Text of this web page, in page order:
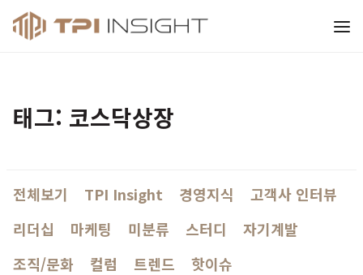
티피아이 인사이트
태그: 코스닥상장
전체보기 TPI Insight 경영지식
고객사 인터뷰
리더십
마케팅 미분류 스터디
자기계발
조직/문화
컬럼 트렌드 핫이슈